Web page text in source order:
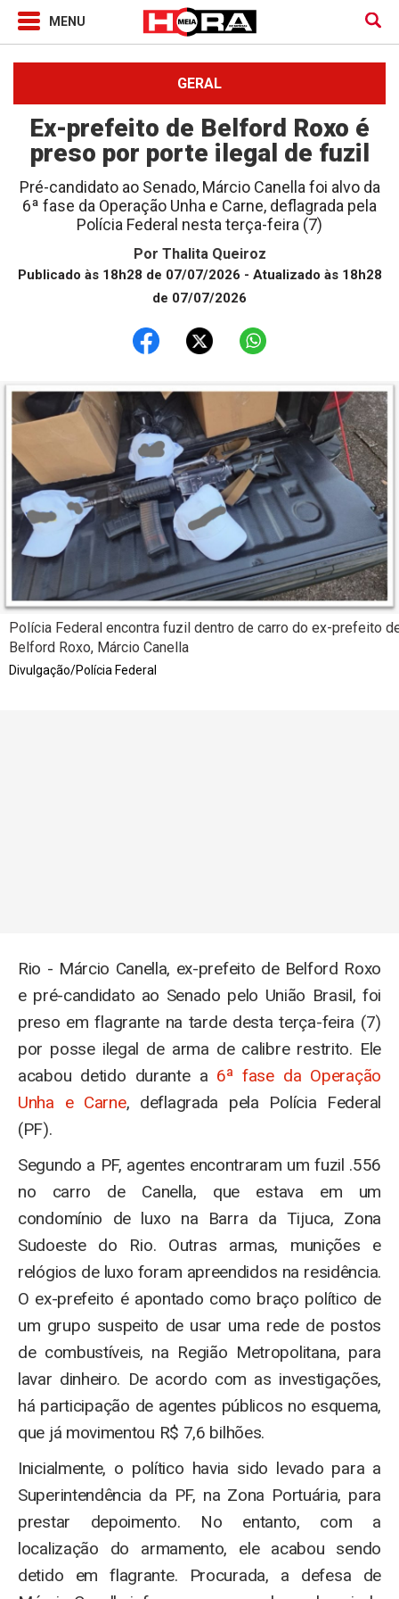
GERAL
Ex-prefeito de Belford Roxo é
preso por porte ilegal de fuzil
Pré-candidato ao Senado, Márcio Canella foi alvo da
6ª fase da Operação Unha e Carne, deflagrada pela
Polícia Federal nesta terça-feira (7)
Por Thalita Queiroz
Publicado às 18h28 de 07/07/2026 - Atualizado às 18h28
de 07/07/2026
Polícia Federal encontra fuzil dentro de carro do ex-prefeito
Belford Roxo, Márcio Canella
Divulgação/Polícia Federal
Rio - Márcio Canella, ex-prefeito de Belford Roxo
e pré-candidato ao Senado pelo União Brasil, foi
preso em flagrante na tarde desta terça-feira (7)
por posse ilegal de arma de calibre restrito. Ele
acabou detido durante a 6ª fase da Operação
Unha e Carne, deflagrada pela Polícia Federal
(PF).
Segundo a PF, agentes encontraram um fuzil .556
no carro de Canella, que estava em um
condomínio de luxo na Barra da Tijuca, Zona
Sudoeste do Rio. Outras armas, munições e
relógios de luxo foram apreendidos na residência.
O ex-prefeito é apontado como braço político de
um grupo suspeito de usar uma rede de postos
de combustíveis, na Região Metropolitana, para
lavar dinheiro. De acordo com as investigações,
há participação de agentes públicos no esquema,
que já movimentou R$ 7,6 bilhões.
Inicialmente, o político havia sido levado para a
Superintendência da PF, na Zona Portuária, para
prestar depoimento. No entanto, com a
localização do armamento, ele acabou sendo
detido em flagrante. Procurada, a defesa de